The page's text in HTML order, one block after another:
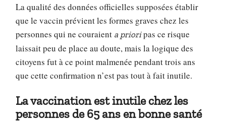
La qualité des données officielles supposées établir
que le vaccin prévient les formes graves chez les
personnes qui ne couraient a prioripas ce risque
laissait peu de place au doute, mais la logique des
citoyens fut à ce point malmenée pendant trois ans
que cette confirmation n’est pas tout à fait inutile.
La vaccination est inutile chez les
personnes de 65 ans en bonne santé